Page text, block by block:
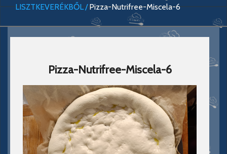
LISZTKEVERÉKBŐL Pizza-Nutrifree-Miscela-6
Pizza-Nutrifree-Miscela-6